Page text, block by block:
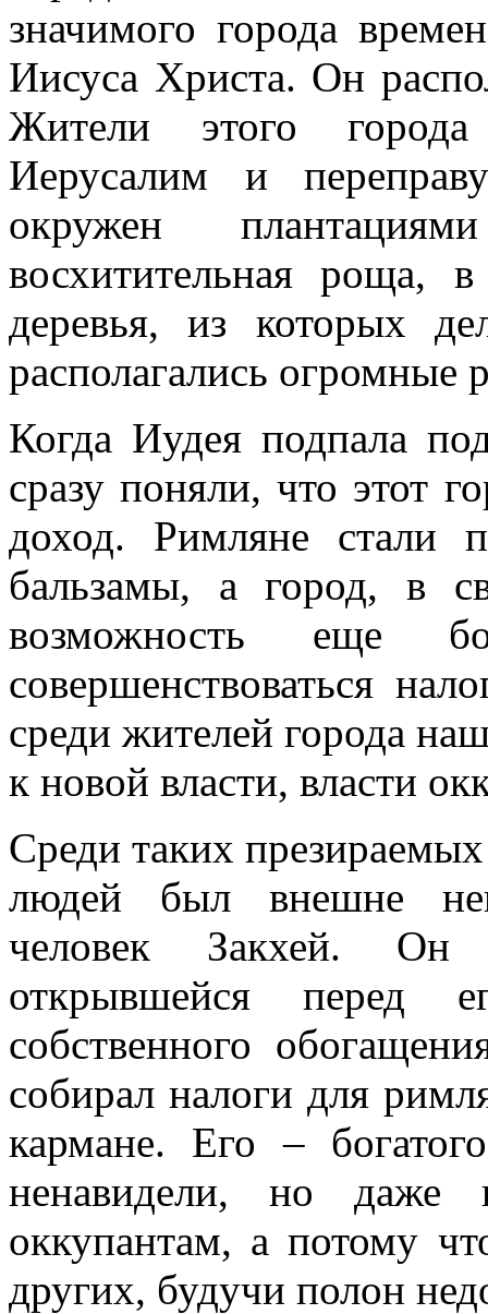
значимого города
Иисуса Христа. Он
Жители этого
Иерусалим и
окружен
восхитительная роща,
деревья, из которых
располагались огромные
Когда Иудея подпала
сразу поняли, что этот
доход. Римляне стали
бальзамы, а город, в
возможность еще
совершенствоваться
среди жителей города
к новой власти, власти
Среди таких
людей был внешне
человек Закхей. Он
открывшейся перед
собственного
собирал налоги для
кармане. Его –
ненавидели, но
оккупантам, а потому
других, будучи полон